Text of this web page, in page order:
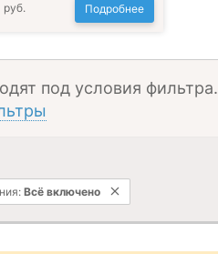
руб. Подробнее
под условия фильтра.
Всё включено